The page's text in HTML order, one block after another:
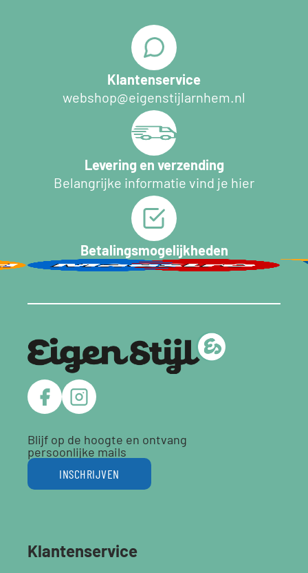
Klantenservice
webshop@eigenstijlarnhem.nl
Levering en verzending
Belangrijke informatie vind je hier
Betalingsmogelijkheden
Blijf op de hoogte en ontvang
persoonlijke mails
INSCHRIJVEN
Klantenservice